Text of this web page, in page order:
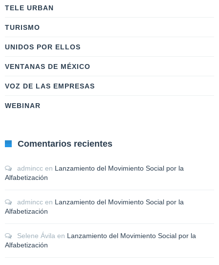
TELE URBAN
TURISMO
UNIDOS POR ELLOS
VENTANAS DE MÉXICO
VOZ DE LAS EMPRESAS
WEBINAR
Comentarios recientes
admincc en Lanzamiento del Movimiento Social por la
Alfabetización
admincc en Lanzamiento del Movimiento Social por la
Alfabetización
Selene Ávila en Lanzamiento del Movimiento Social por la
Alfabetización